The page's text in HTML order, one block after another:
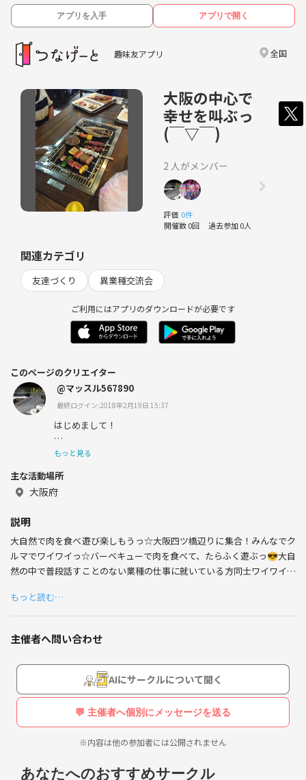
アプリを入手 アプリで開く
趣味友アプリ 全国
大阪の中心で
幸せを叫ぶっ
(￣▽￣)
2 人がメンバー
評価 0件
開催数 0回 過去参加 0人
関連カテゴリ
友達づくり 異業種交流会
ご利用にはアプリのダウンロードが必要です
このページのクリエイター
@マッスル567890
最終ログイン:2018年2月19日 15:37
はじめまして！
私はイベントを毎週、週に4回以上打ってる兄貴的存在の
バーベキュー、飲み会、タコパ、バスケ、旅館お泊まり会
実際に100人くらい友達が増えた方々もいますっ(￣▽￣)
もっと見る
主な活動場所
大阪府
説明
大自然で肉を食べ遊び楽しもうっ☆大阪四ツ橋辺りに集合！みんなでク
ルマでワイワイっ☆バーベキューで肉を食べて、たらふく遊ぶっ😎大自
然の中で普段話すことのない業種の仕事に就いている方同士ワイワイし
今月は奈良県の吉野川に行きますっ(￣▽￣)
気になる方はメッセいただければインフォメーション流しますよっ*\(^
o^)/*
※トラブル回避のため、初参加の方同士の連絡先、SNS交換は禁止とし
ます！荒らし、エロ目的の方は判明次第強制帰宅して頂きますのでご理
解よろしくお願い致します(￣▽￣)
もっと読む…
主催者へ問い合わせ
AIにサークルについて聞く
💬 主催者へ個別にメッセージを送る
※内容は他の参加者には公開されません
あなたへのおすすめサークル